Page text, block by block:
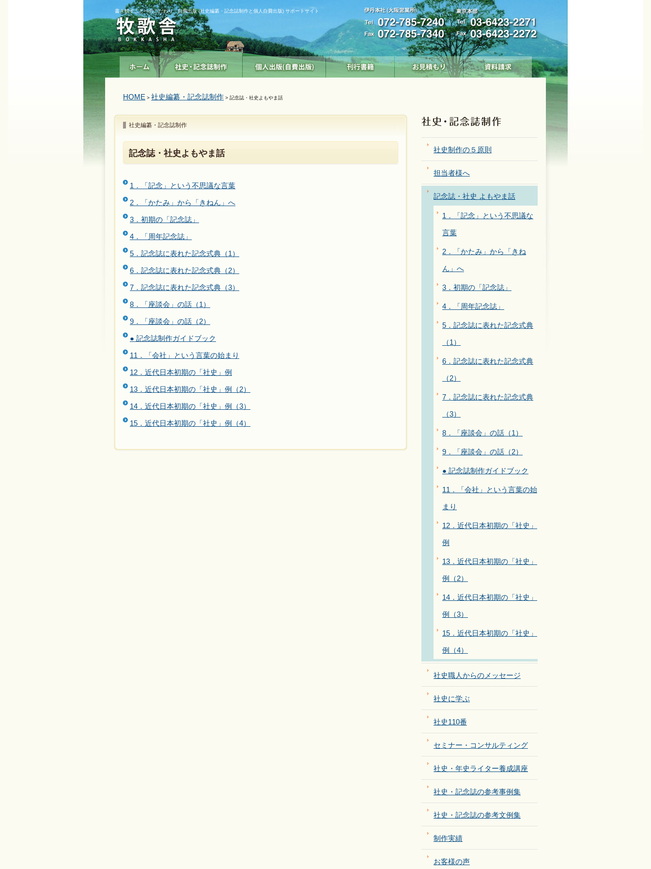
書き残すことへのこだわり 自費出版 (社史編纂・記念誌制作と個人自費出版) サポートサイト
HOME > 社史編纂・記念誌制作 > 記念誌・社史よもやま話
社史編纂・記念誌制作
記念誌・社史よもやま話
1．「記念」という不思議な言葉
2．「かたみ」から「きねん」へ
3．初期の「記念誌」
4．「周年記念誌」
5．記念誌に表れた記念式典（1）
6．記念誌に表れた記念式典（2）
7．記念誌に表れた記念式典（3）
8．「座談会」の話（1）
9．「座談会」の話（2）
● 記念誌制作ガイドブック
11．「会社」という言葉の始まり
12．近代日本初期の「社史」例
13．近代日本初期の「社史」例（2）
14．近代日本初期の「社史」例（3）
15．近代日本初期の「社史」例（4）
社史制作の５原則
担当者様へ
記念誌・社史 よもやま話
1．「記念」という不思議な
言葉
2．「かたみ」から「きね
ん」へ
3．初期の「記念誌」
4．「周年記念誌」
5．記念誌に表れた記念式典
（1）
6．記念誌に表れた記念式典
（2）
7．記念誌に表れた記念式典
（3）
8．「座談会」の話（1）
9．「座談会」の話（2）
● 記念誌制作ガイドブック
11．「会社」という言葉の始
まり
12．近代日本初期の「社史」
例
13．近代日本初期の「社史」
例（2）
14．近代日本初期の「社史」
例（3）
15．近代日本初期の「社史」
例（4）
社史職人からのメッセージ
社史に学ぶ
社史110番
セミナー・コンサルティング
社史・年史ライター養成講座
社史・記念誌の参考事例集
社史・記念誌の参考文例集
制作実績
お客様の声